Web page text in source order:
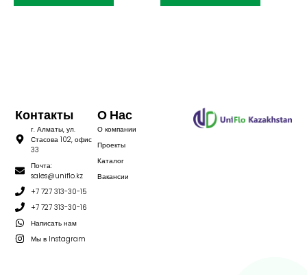
О Нас
О компании
Проекты
Каталог
Вакансии
Контакты
г. Алматы, ул.
Стасова 102, офис
33
Почта:
sales@uniflo.kz
+7 727 313-30-15
+7 727 313-30-16
Написать нам
Мы в Instagram